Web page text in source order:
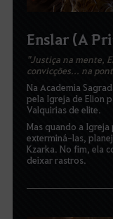
Enslar (A
"Justiça na mente,
convicções... na
Na Academia
pela Igreja de Elion
Valquirias de elite.
Mas quando a Igreja
exterminá-las,
Kzarka. No fim, ela
deixar rastros.